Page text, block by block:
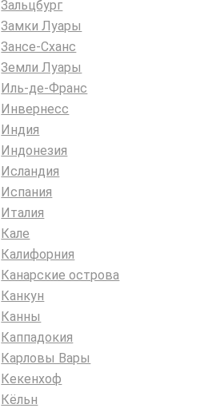
Зальцбург
Замки Луары
Зансе-Сханс
Земли Луары
Иль-де-Франс
Инвернесс
Индия
Индонезия
Исландия
Испания
Италия
Кале
Калифорния
Канарские острова
Канкун
Канны
Каппадокия
Карловы Вары
Кекенхоф
Кёльн